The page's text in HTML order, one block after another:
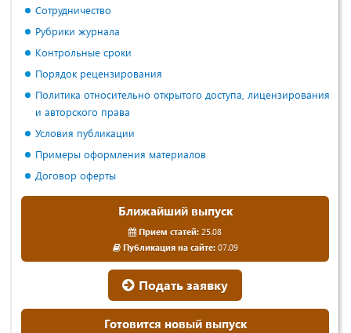
Сотрудничество
Рубрики журнала
Контрольные сроки
Порядок рецензирования
Политика относительно открытого доступа, лицензирования
и авторского права
Условия публикации
Примеры оформления материалов
Договор оферты
Ближайший выпуск
Прием статей: 25.08
Публикация на сайте:07.09
Подать заявку
Готовится новый выпуск